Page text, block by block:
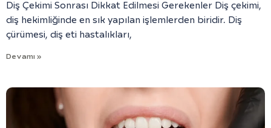
Diş Çekimi Sonrası Dikkat Edilmesi Gerekenler Diş çekimi,
diş hekimliğinde en sık yapılan işlemlerden biridir. Diş
çürümesi, diş eti hastalıkları,
Devamı »